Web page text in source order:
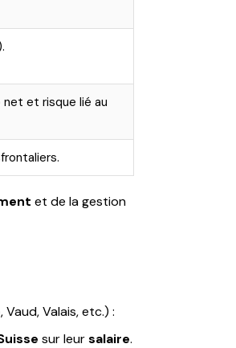
net et risque lié au
et de la gestion
, Vaud, Valais, etc.) :
sur leursalaire.